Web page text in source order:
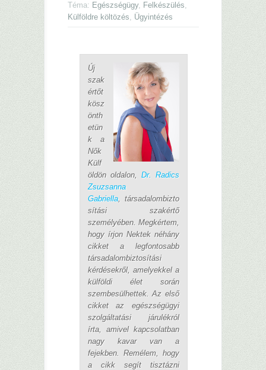
Téma: Egészségügy, Felkészülés,
Külföldre költözés, Ügyintézés
Új
szak
értőt
kösz
önth
etün
k a
Nők
Külf
öldön oldalon, Dr. Radics
Zsuzsanna
Gabriella, társadalombizto
sítási szakértő
személyében. Megkértem,
hogy írjon Nektek néhány
cikket a legfontosabb
társadalombiztosítási
kérdésekről, amelyekkel a
külföldi élet során
szembesülhettek. Az első
cikket az egészségügyi
szolgáltatási járulékról
írta, amivel kapcsolatban
nagy kavar van a
fejekben. Remélem, hogy
a cikk segít tisztázni